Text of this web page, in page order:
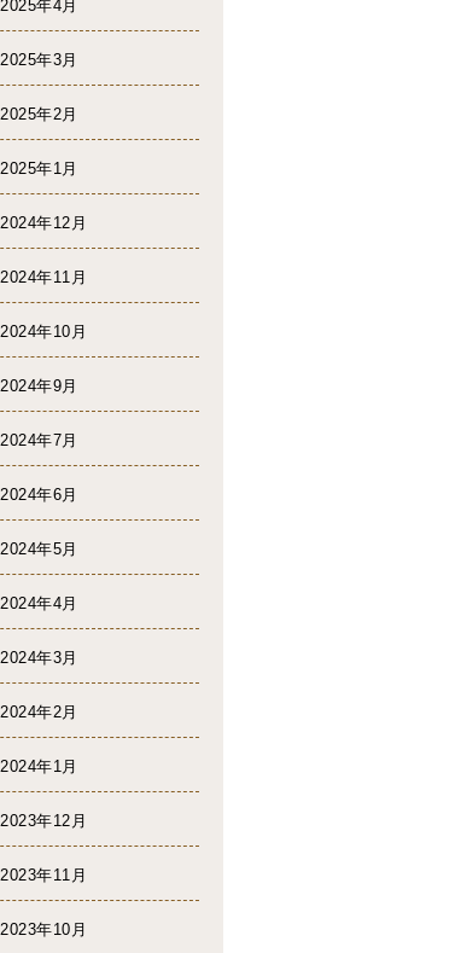
2025年4月
2025年3月
2025年2月
2025年1月
2024年12月
2024年11月
2024年10月
2024年9月
2024年7月
2024年6月
2024年5月
2024年4月
2024年3月
2024年2月
2024年1月
2023年12月
2023年11月
2023年10月